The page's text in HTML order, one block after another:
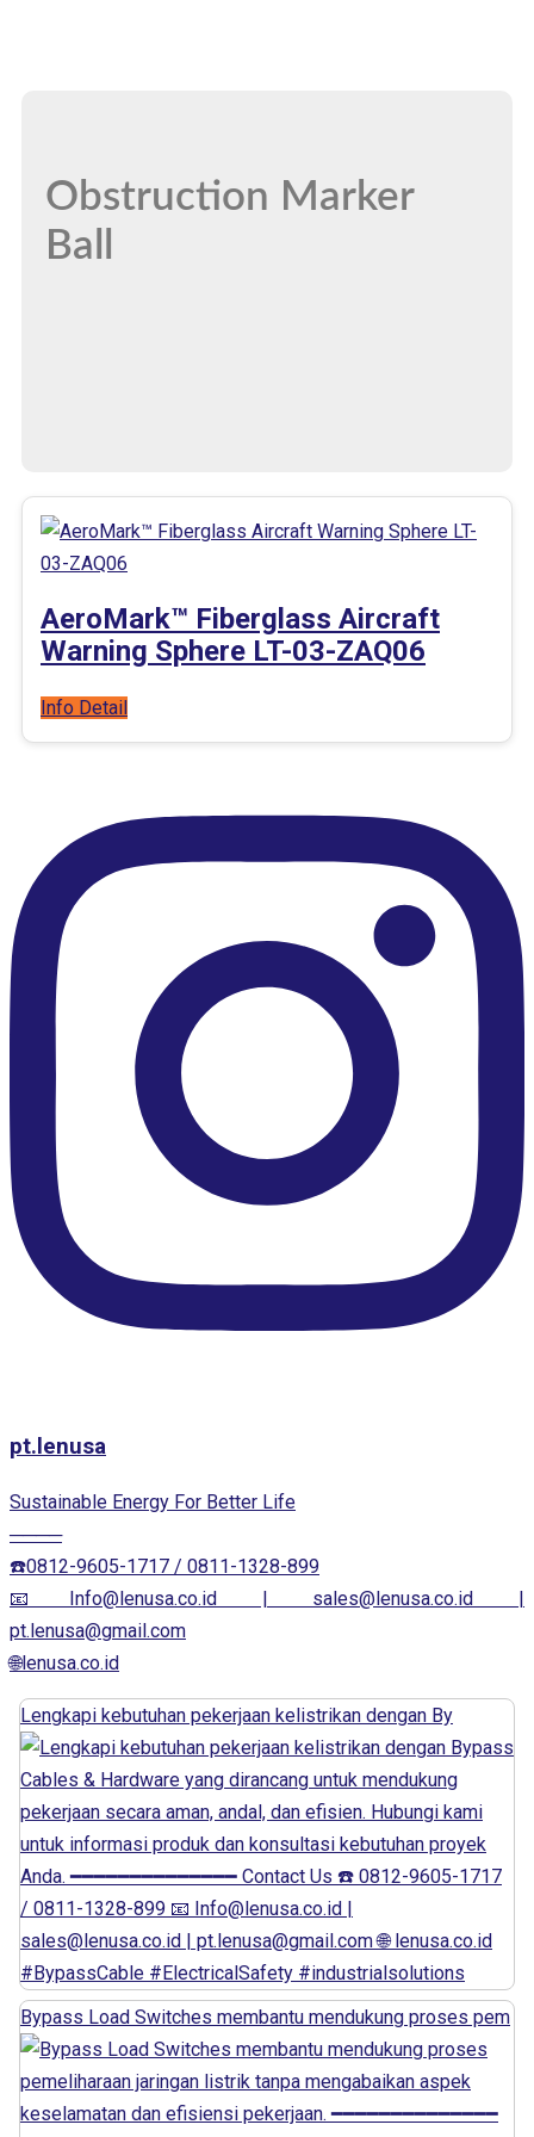
Obstruction Marker
Ball
AeroMark™ Fiberglass Aircraft
Warning Sphere LT-03-ZAQ06
Info Detail
pt.lenusa
Sustainable Energy For Better Life
────
☎️0812-9605-1717 / 0811-1328-899
📧Info@lenusa.co.id | sales@lenusa.co.id |
pt.lenusa@gmail.com
🌐lenusa.co.id
Lengkapi kebutuhan pekerjaan kelistrikan dengan By
Bypass Load Switches membantu mendukung proses pem